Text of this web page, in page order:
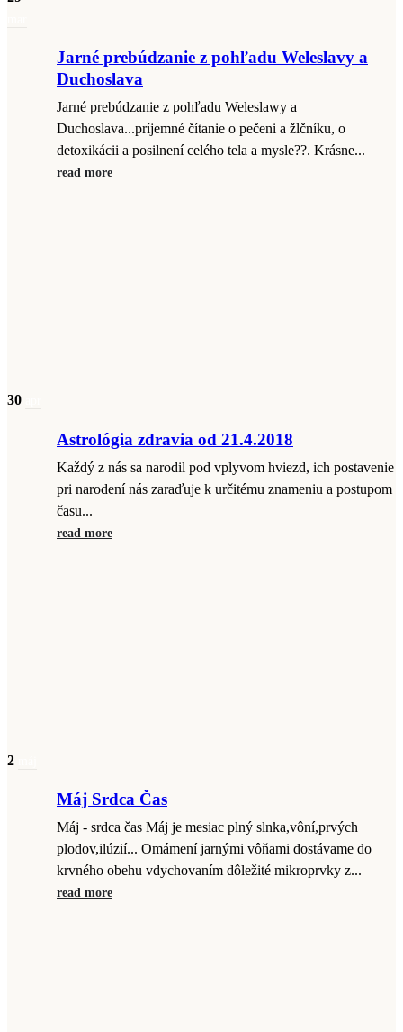
Jarné prebúdzanie z pohľadu Weleslavy a
Duchoslava
Jarné prebúdzanie z pohľadu Weleslawy a
Duchoslava...príjemné čítanie o pečeni a žlčníku, o
detoxikácii a posilnení celého tela a mysle??. Krásne...
read more
30
Astrológia zdravia od 21.4.2018
Každý z nás sa narodil pod vplyvom hviezd, ich postavenie
pri narodení nás zaraďuje k určitému znameniu a postupom
času...
read more
2
Máj Srdca Čas
Máj - srdca čas Máj je mesiac plný slnka,vôní,prvých
plodov,ilúzií... Omámení jarnými vôňami dostávame do
krvného obehu vdychovaním dôležité mikroprvky z...
read more